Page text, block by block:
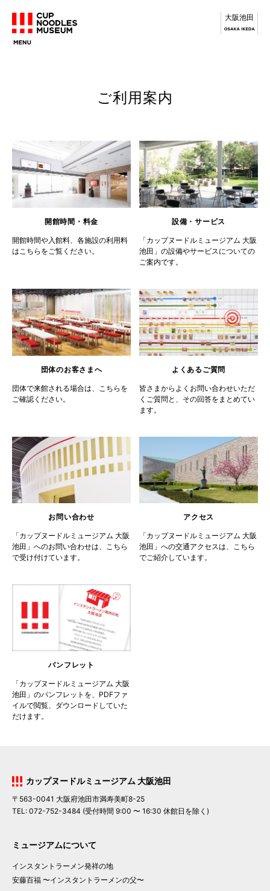
大阪池田
ご利用案内
開館時間・料金
開館時間や入館料、各施設の利用料
はこちらをご覧ください。
設備・サービス
「カップヌードルミュージアム 大阪
池田」の設備やサービスについての
ご案内です。
団体のお客さまへ
団体で来館される場合は、こちらを
ご確認ください。
よくあるご質問
皆さまからよくお問い合わせいただ
くご質問と、その回答をまとめてい
ます。
お問い合わせ
「カップヌードルミュージアム 大阪
池田」へのお問い合わせは、こちら
で受け付けています。
アクセス
「カップヌードルミュージアム 大阪
池田」への交通アクセスは、こちら
でご紹介しています。
パンフレット
「カップヌードルミュージアム 大阪
池田」のパンフレットを、PDFファ
イルで閲覧、ダウンロードしていた
だけます。
カップヌードルミュージアム 大阪池田
〒563-0041 大阪府池田市満寿美町8-25
TEL: 072-752-3484 (受付時間 9:00 〜 16:30 休館日を除く)
ミュージアムについて
インスタントラーメン発祥の地
安藤百福 〜インスタントラーメンの父〜